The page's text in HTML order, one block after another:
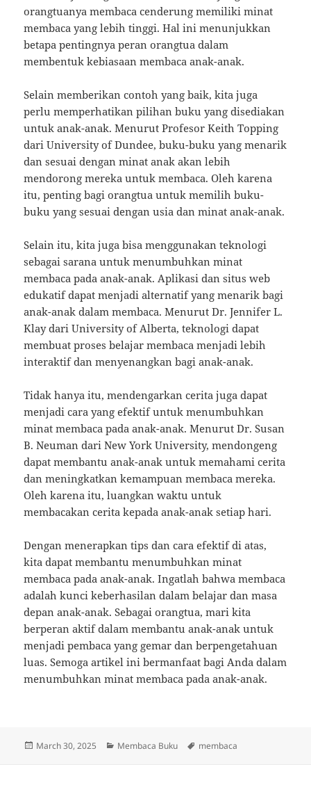
orangtuanya membaca cenderung memiliki minat
membaca yang lebih tinggi. Hal ini menunjukkan
betapa pentingnya peran orangtua dalam
membentuk kebiasaan membaca anak-anak.
Selain memberikan contoh yang baik, kita juga
perlu memperhatikan pilihan buku yang disediakan
untuk anak-anak. Menurut Profesor Keith Topping
dari University of Dundee, buku-buku yang menarik
dan sesuai dengan minat anak akan lebih
mendorong mereka untuk membaca. Oleh karena
itu, penting bagi orangtua untuk memilih buku-
buku yang sesuai dengan usia dan minat anak-anak.
Selain itu, kita juga bisa menggunakan teknologi
sebagai sarana untuk menumbuhkan minat
membaca pada anak-anak. Aplikasi dan situs web
edukatif dapat menjadi alternatif yang menarik bagi
anak-anak dalam membaca. Menurut Dr. Jennifer L.
Klay dari University of Alberta, teknologi dapat
membuat proses belajar membaca menjadi lebih
interaktif dan menyenangkan bagi anak-anak.
Tidak hanya itu, mendengarkan cerita juga dapat
menjadi cara yang efektif untuk menumbuhkan
minat membaca pada anak-anak. Menurut Dr. Susan
B. Neuman dari New York University, mendongeng
dapat membantu anak-anak untuk memahami cerita
dan meningkatkan kemampuan membaca mereka.
Oleh karena itu, luangkan waktu untuk
membacakan cerita kepada anak-anak setiap hari.
Dengan menerapkan tips dan cara efektif di atas,
kita dapat membantu menumbuhkan minat
membaca pada anak-anak. Ingatlah bahwa membaca
adalah kunci keberhasilan dalam belajar dan masa
depan anak-anak. Sebagai orangtua, mari kita
berperan aktif dalam membantu anak-anak untuk
menjadi pembaca yang gemar dan berpengetahuan
luas. Semoga artikel ini bermanfaat bagi Anda dalam
menumbuhkan minat membaca pada anak-anak.
Posted
March 30, 2025 Categories
Membaca Buku Tags
membaca